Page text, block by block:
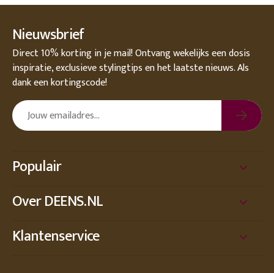
Nieuwsbrief
Direct 10% korting in je mail! Ontvang wekelijks een dosis
inspiratie, exclusieve stylingtips en het laatste nieuws. Als
dank een kortingscode!
Populair
Over DEENS.NL
Klantenservice